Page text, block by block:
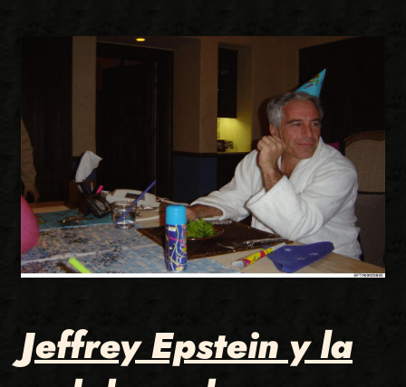
Jeffrey Epstein y la